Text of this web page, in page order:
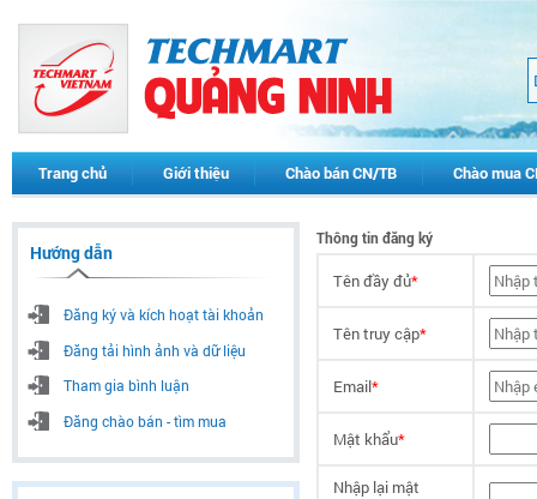
Trang chủ Giới thiệu Chào bán CN/TB Chào mua
Hướng dẫn
Đăng ký và kích hoạt tài khoản
Đăng tải hình ảnh và dữ liệu
Tham gia bình luận
Đăng chào bán - tìm mua
Thông tin đăng ký
Tên đầy đủ*
Tên truy cập*
Email*
Mật khẩu*
Nhập lại mật